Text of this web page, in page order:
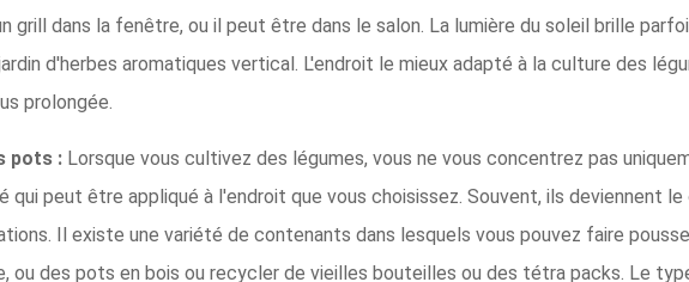
grill dans la fenêtre, ou il peut être dans le salon. La lumière du soleil brille
d'herbes aromatiques vertical. L'endroit le mieux adapté à la culture des
prolongée.
pots : Lorsque vous cultivez des légumes, vous ne vous concentrez pas
qui peut être appliqué à l'endroit que vous choisissez. Souvent, ils deviennent
Il existe une variété de contenants dans lesquels vous pouvez faire
ou des pots en bois ou recycler de vieilles bouteilles ou des tétra packs. Le